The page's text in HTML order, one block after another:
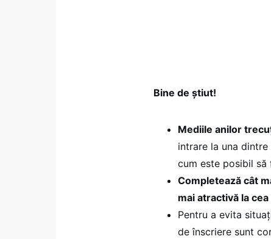
Bine de știut!
Mediile anilor
intrare la una
cum este posibil să
Completează cât
mai atractivă la
Pentru a evita
de înscriere sunt